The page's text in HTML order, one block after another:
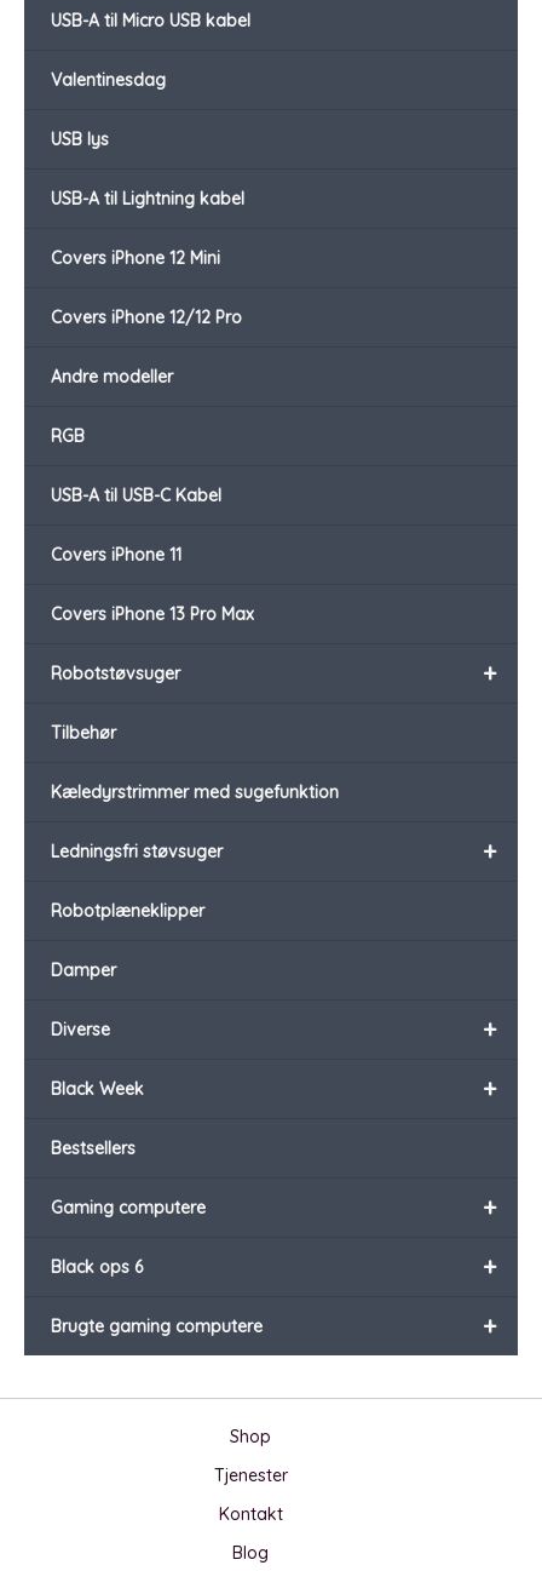
USB-A til Micro USB kabel
Valentinesdag
USB lys
USB-A til Lightning kabel
Covers iPhone 12 Mini
Covers iPhone 12/12 Pro
Andre modeller
RGB
USB-A til USB-C Kabel
Covers iPhone 11
Covers iPhone 13 Pro Max
+
Robotstøvsuger
Tilbehør
Kæledyrstrimmer med sugefunktion
+
Ledningsfri støvsuger
Robotplæneklipper
Damper
+
Diverse
+
Black Week
Bestsellers
+
Gaming computere
+
Black ops 6
+
Brugte gaming computere
Shop
Tjenester
Kontakt
Blog